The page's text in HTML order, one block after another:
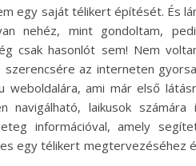
egy saját télikert építését. És
nehéz, mint gondoltam,
csak hasonlót sem! Nem
az interneten
weboldalára, ami már első
navigálható, laikusok számára
információval, amely
egy télikert megtervezéséhez